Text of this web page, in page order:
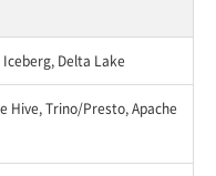
Iceberg, Delta Lake
Hive, Trino/Presto, Apache